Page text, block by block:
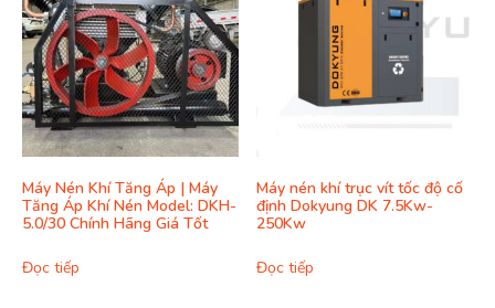
Máy Nén Khí Tăng Áp | Máy
Tăng Áp Khí Nén Model: DKH-
5.0/30 Chính Hãng Giá Tốt
Đọc tiếp
Máy nén khí trục vít tốc độ cố
định Dokyung DK 7.5Kw-
250Kw
Đọc tiếp